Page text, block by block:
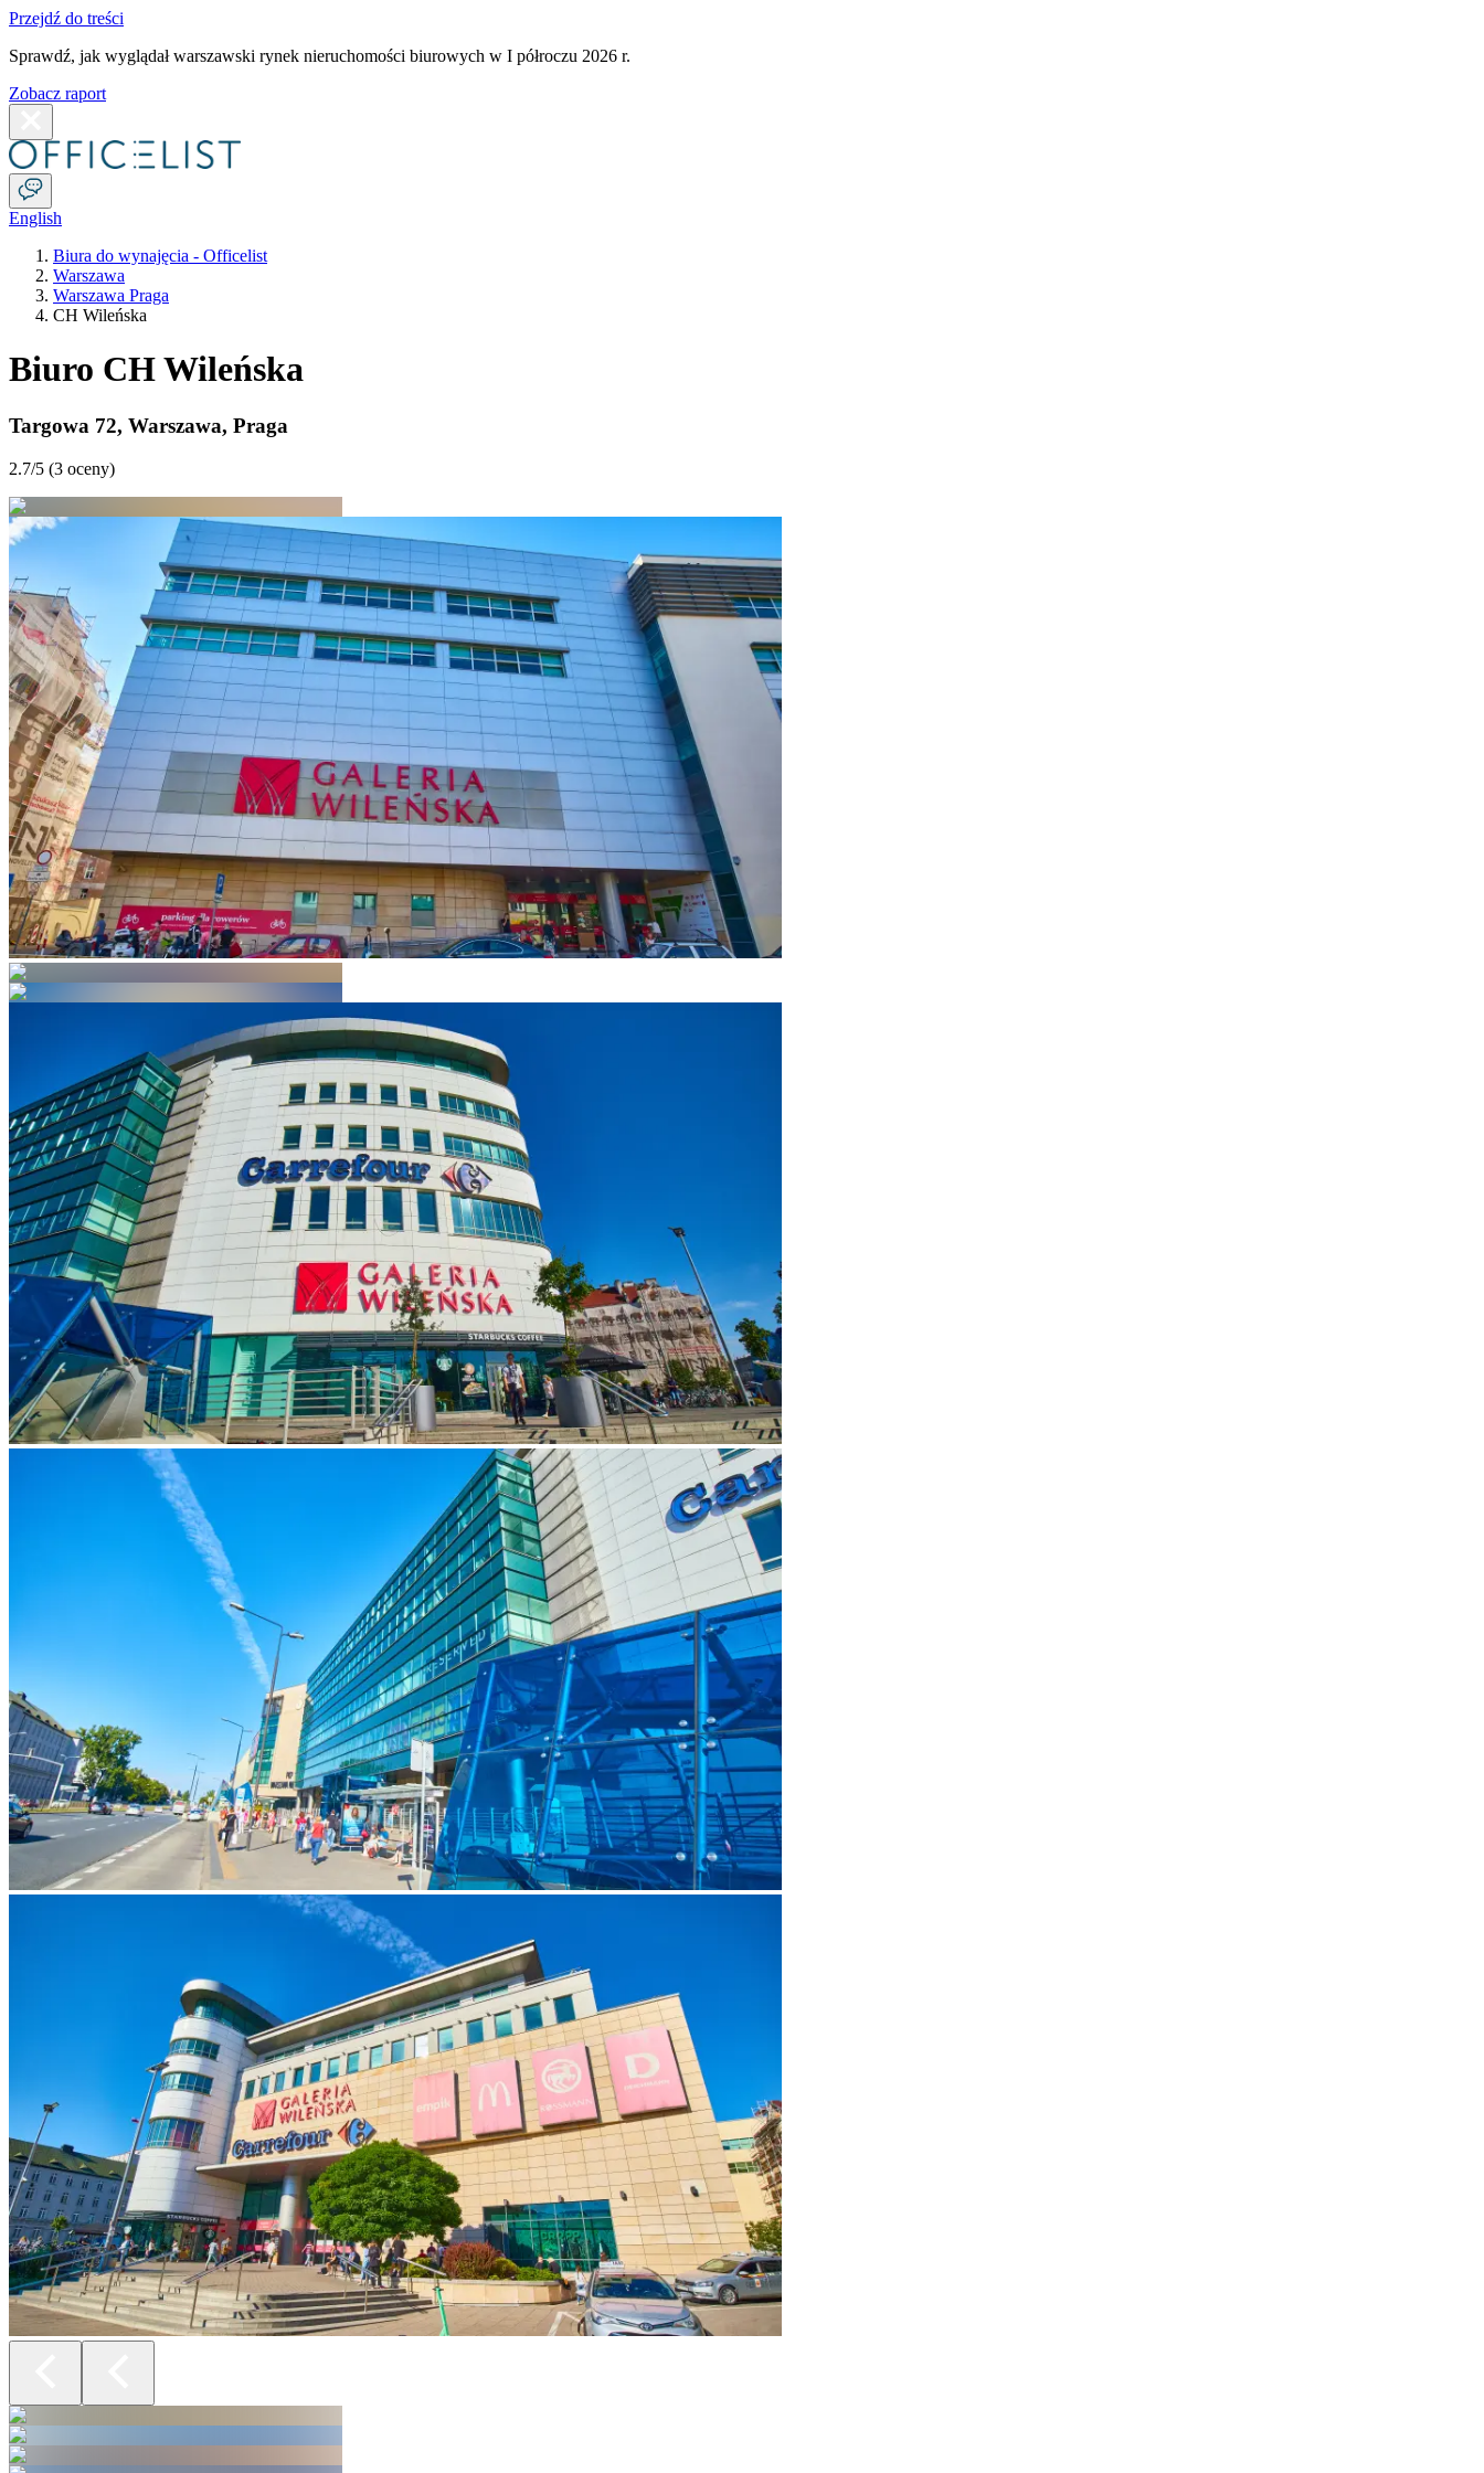
Przejdź do treści
Sprawdź, jak wyglądał warszawski rynek nieruchomości biurowych w I półroczu 2026 r.
Zobacz raport
English
Biura do wynajęcia - Officelist
Warszawa
Warszawa Praga
CH Wileńska
Biuro CH Wileńska
Targowa 72, Warszawa, Praga
2.7/5 (3 oceny)